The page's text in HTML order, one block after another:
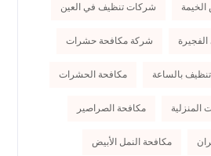
شركات تنظيف في العين
شركة مكافحة حشرات
بالساعة مكافحة الحشرات
المنزلية مكافحة الصراصير
مكافحة النمل الأبيض